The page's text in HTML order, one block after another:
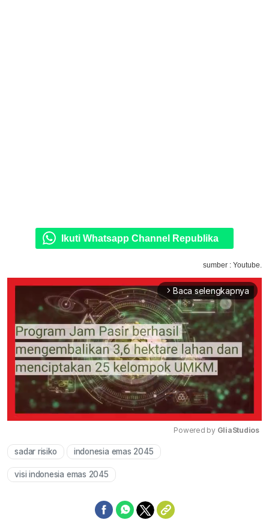
Ikuti Whatsapp Channel Republika
sumber : Youtube.
arrow_forward_ios Baca selengkapnya
Powered by GliaStudios
sadar risiko indonesia emas 2045
visi indonesia emas 2045